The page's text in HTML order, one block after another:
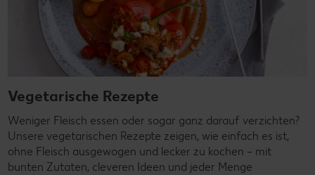
Vegetarische Rezepte
Weniger Fleisch essen oder sogar ganz darauf verzichten?
Unsere vegetarischen Rezepte zeigen, wie einfach es ist,
ohne Fleisch ausgewogen und lecker zu kochen – mit
bunten Zutaten, cleveren Ideen und jeder Menge